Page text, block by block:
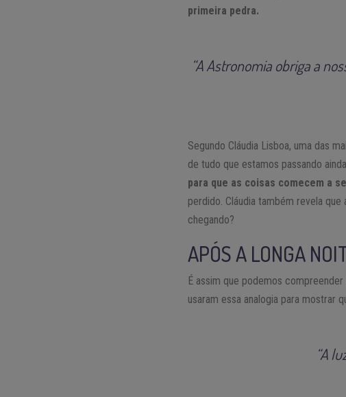
primeira pedra.
“A Astronomia obriga a
Segundo Cláudia Lisboa, uma das
de tudo que estamos passando
para que as coisas comecem a
perdido. Cláudia também revela
chegando?
APÓS A LONGA
É assim que podemos
usaram essa analogia para mostrar
“A